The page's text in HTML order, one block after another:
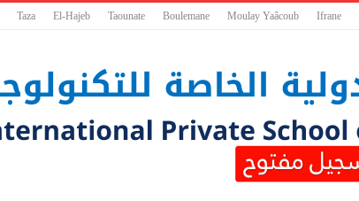
Taza El-Hajeb Taounate Boulemane Moulay Yaâcoub Ifrane